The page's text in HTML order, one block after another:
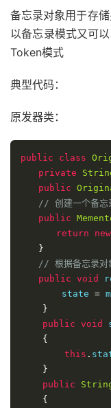
备忘录对象用于存
以备忘录模式又可
Token模式
典型代码：
原发器类：
public class
private
public
// 创建一个备忘
public
return
new
}
// 根据备忘录对
public void
state = m
}
public void
{
this .
}
public
{